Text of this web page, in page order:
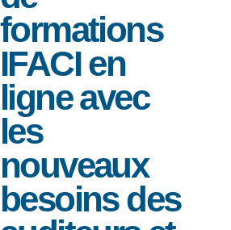
formations
IFACI en
ligne avec
les
nouveaux
besoins des